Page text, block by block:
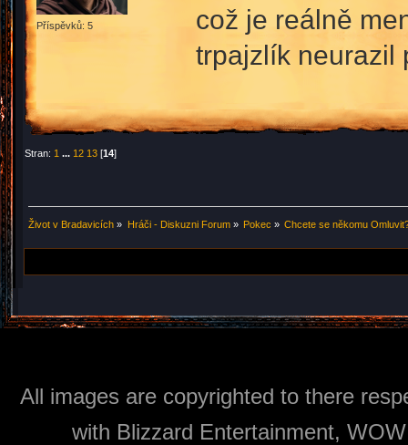
Příspěvků: 5
což je reálně
trpajzlík neurazil
Stran: 1 ... 12 13 [14]
Život v Bradavicích » Hráči - Diskuzni Forum» Pokec » Chcete se někomu
All images are copyrighted to there
with Blizzard Entertainment,